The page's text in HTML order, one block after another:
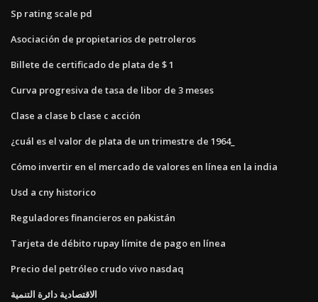
Sp rating scale pd
Asociación de propietarios de petroleros
Billete de certificado de plata de $ 1
Curva progresiva de tasa de libor de 3 meses
Clase a clase b clase c acción
¿cuál es el valor de plata de un trimestre de 1964_
Cómo invertir en el mercado de valores en línea en la india
Usd a cny historico
Reguladores financieros en pakistán
Tarjeta de débito rupay límite de pago en línea
Precio del petróleo crudo vivo nasdaq
الاقتصادية دائرة التنمية